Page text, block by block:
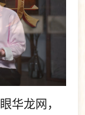
华龙网，